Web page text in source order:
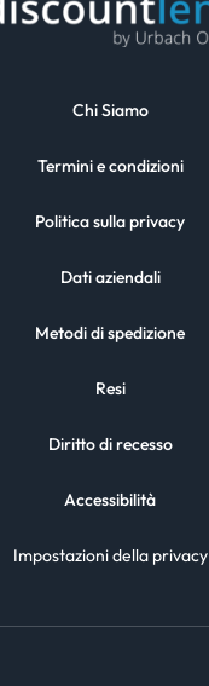
Chi Siamo
Termini e condizioni
Politica sulla privacy
Dati aziendali
Metodi di spedizione
Resi
Diritto di recesso
Accessibilità
Impostazioni della privacy